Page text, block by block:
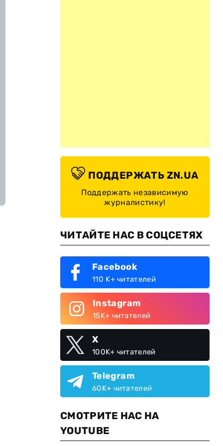
ПОДДЕРЖАТЬ ZN.UA
Поддержать независимую
журналистику!
ЧИТАЙТЕ НАС В СОЦСЕТЯХ
Facebook
110 K+ читателей
Instagram
15K+ читателей
X
100K+ читателей
Telegram
60K+ читателей
СМОТРИТЕ НАС НА
YOUTUBE